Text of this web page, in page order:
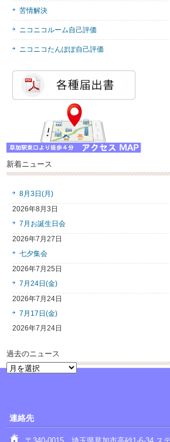
苦情解決
ニコニコルーム自己評価
ニコニコたんぽぽ自己評価
新着ニュース
8月3日(月)
2026年8月3日
7月お誕生日会
2026年7月27日
七夕集会
2026年7月25日
7月24日(金)
2026年7月24日
7月17日(金)
2026年7月24日
過去のニュース
過
ー
連絡先